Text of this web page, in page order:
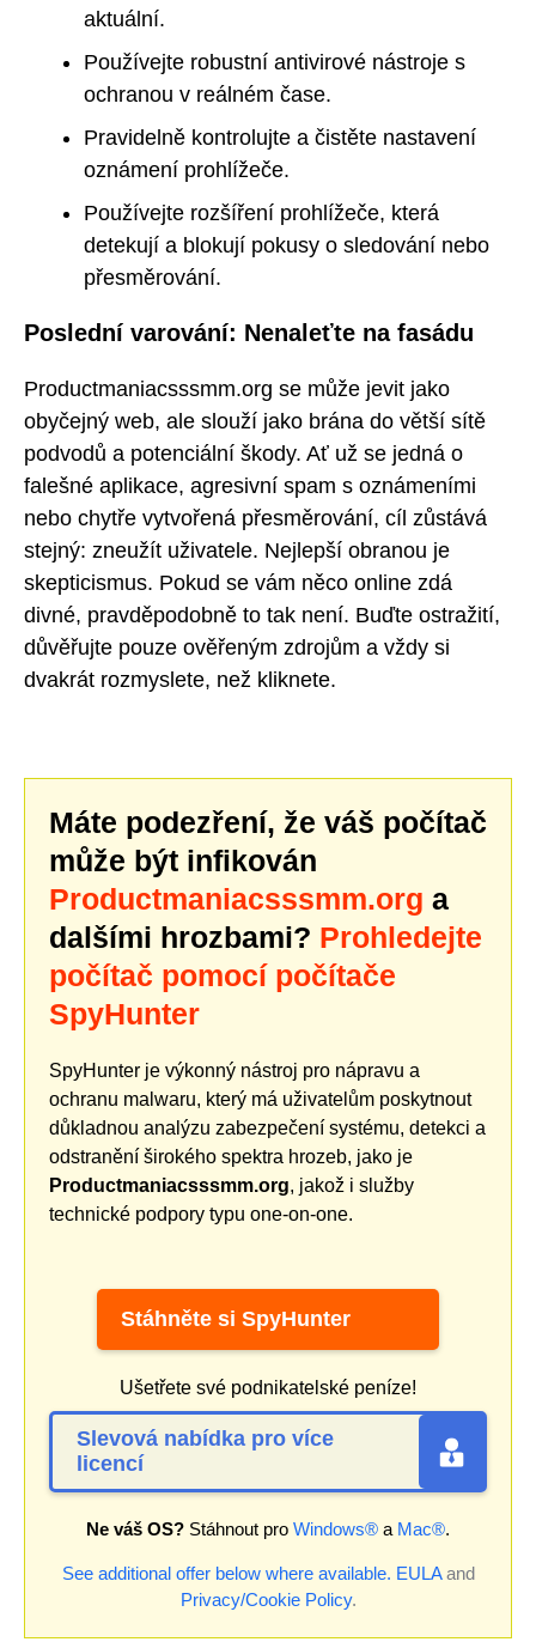
aktuální.
Používejte robustní antivirové nástroje s
ochranou v reálném čase.
Pravidelně kontrolujte a čistěte nastavení
oznámení prohlížeče.
Používejte rozšíření prohlížeče, která
detekují a blokují pokusy o sledování nebo
přesměrování.
Poslední varování: Nenaleťte na fasádu
Productmaniacsssmm.org se může jevit jako
obyčejný web, ale slouží jako brána do větší sítě
podvodů a potenciální škody. Ať už se jedná o
falešné aplikace, agresivní spam s oznámeními
nebo chytře vytvořená přesměrování, cíl zůstává
stejný: zneužít uživatele. Nejlepší obranou je
skepticismus. Pokud se vám něco online zdá
divné, pravděpodobně to tak není. Buďte ostražití,
důvěřujte pouze ověřeným zdrojům a vždy si
dvakrát rozmyslete, než kliknete.
Máte podezření, že váš počítač
může být infikován
Productmaniacsssmm.org a
dalšími hrozbami? Prohledejte
počítač pomocí počítače
SpyHunter
SpyHunter je výkonný nástroj pro nápravu a
ochranu malwaru, který má uživatelům poskytnout
důkladnou analýzu zabezpečení systému, detekci a
odstranění širokého spektra hrozeb, jako je
Productmaniacsssmm.org, jakož i služby
technické podpory typu one-on-one.
Stáhněte si SpyHunter
Ušetřete své podnikatelské peníze!
Slevová nabídka pro více
licencí
Ne váš OS? Stáhnout pro Windows® a Mac®.
See additional offer below where available. EULAand
Privacy/Cookie Policy.